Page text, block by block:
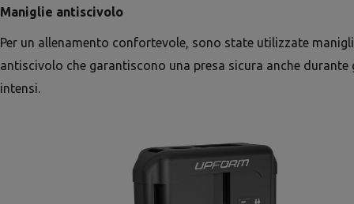
Maniglie antiscivolo
Per un allenamento confortevole, sono state utilizzate
antiscivolo che garantiscono una presa sicura anche durante
intensi.